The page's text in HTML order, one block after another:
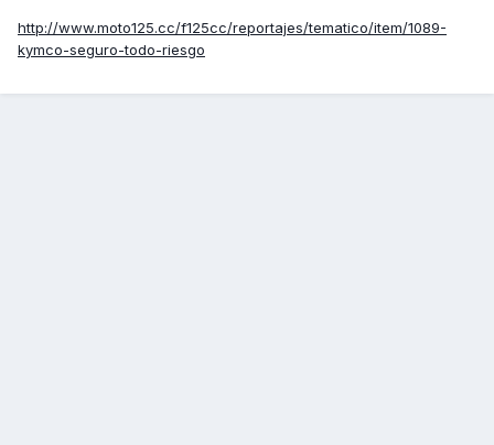
http://www.moto125.cc/f125cc/reportajes/tematico/item/1089-
kymco-seguro-todo-riesgo